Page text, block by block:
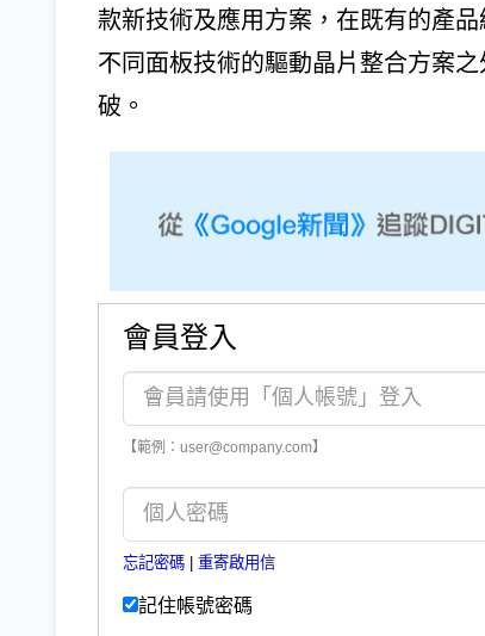
款新技術及應用方案，在既有的產
不同面板技術的驅動晶片整合方案
破。
會員登入
【範例：user@company.com】
忘記密碼 重寄啟用信
記住帳號密碼